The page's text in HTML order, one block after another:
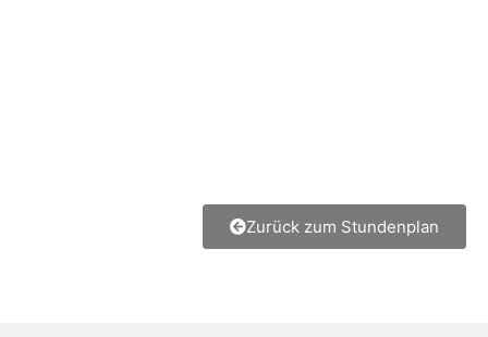
Zurück zum Stundenplan